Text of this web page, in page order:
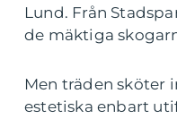
Lund. Från
de mäktiga
Men träden sköter
estetiska enbart